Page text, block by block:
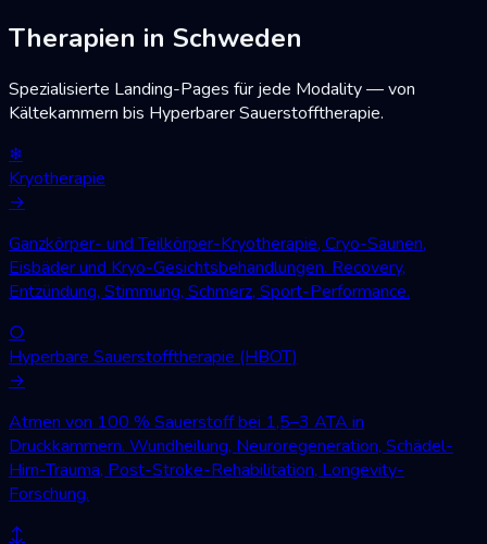
Therapien in Schweden
Spezialisierte Landing-Pages für jede Modality — von
Kältekammern bis Hyperbarer Sauerstofftherapie.
❄
Kryotherapie
→
Ganzkörper- und Teilkörper-Kryotherapie, Cryo-Saunen,
Eisbäder und Kryo-Gesichtsbehandlungen. Recovery,
Entzündung, Stimmung, Schmerz, Sport-Performance.
○
Hyperbare Sauerstofftherapie (HBOT)
→
Atmen von 100 % Sauerstoff bei 1,5–3 ATA in
Druckkammern. Wundheilung, Neuroregeneration, Schädel-
Hirn-Trauma, Post-Stroke-Rehabilitation, Longevity-
Forschung.
↕